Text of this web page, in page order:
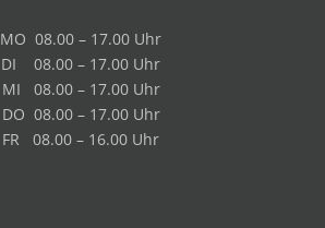
MO 08.00 – 17.00 Uhr
DI 08.00 – 17.00 Uhr
MI 08.00 – 17.00 Uhr
DO 08.00 – 17.00 Uhr
FR 08.00 – 16.00 Uhr